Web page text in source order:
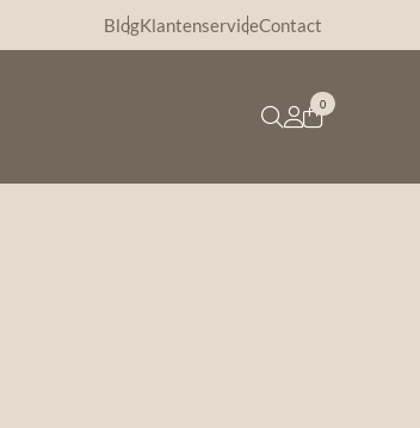
BlogKlantenserviceContact
0